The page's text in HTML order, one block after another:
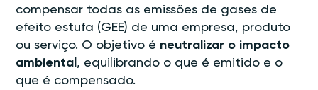
compensar todas as emissões de gases de
efeito estufa (GEE) de uma empresa, produto
ou serviço. O objetivo é neutralizar o impacto
ambiental , equilibrando o que é emitido e o
que é compensado.